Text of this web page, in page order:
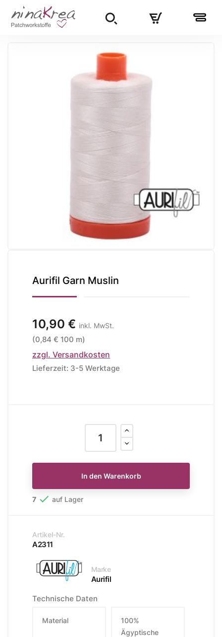
Aurifil Garn Muslin
10,90 € inkl. MwSt.
(0,84 € 100 m)
zzgl. Versandkosten
Lieferzeit: 3-5 Werktage
In den Warenkorb
7  auf Lager
Artikel-Nr.
A2311
Marke
Aurifil
Technische Daten
Material
100%
Ägyptische